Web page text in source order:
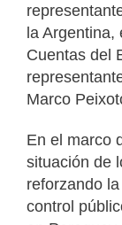
la Argentina,
Cuentas del
Marco
En el marco
situación de
reforzando
control